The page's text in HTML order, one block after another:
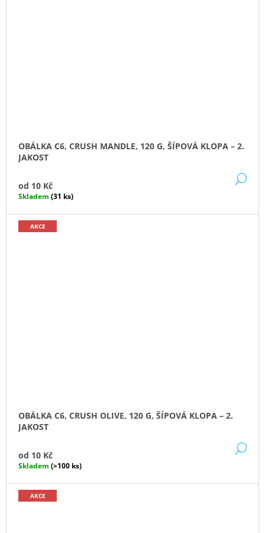
OBÁLKA C6, CRUSH MANDLE, 120 G, ŠÍPOVÁ KLOPA – 2.
JAKOST
od 10 Kč
Skladem (31 ks)
AKCE
OBÁLKA C6, CRUSH OLIVE, 120 G, ŠÍPOVÁ KLOPA – 2.
JAKOST
od 10 Kč
Skladem (>100 ks)
AKCE